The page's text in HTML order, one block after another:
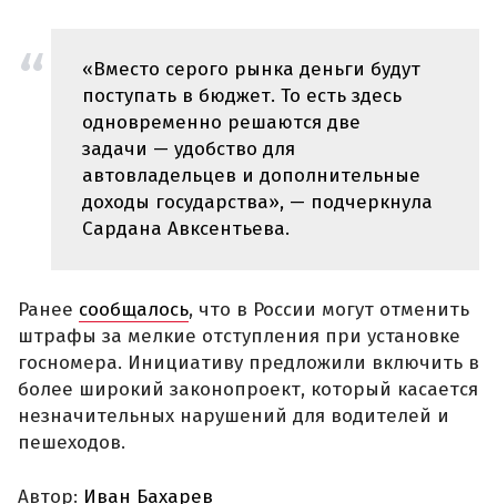
«Вместо серого рынка деньги будут
поступать в бюджет. То есть здесь
одновременно решаются две
задачи — удобство для
автовладельцев и дополнительные
доходы государства», — подчеркнула
Сардана Авксентьева.
Ранее сообщалось, что в России могут отменить
штрафы за мелкие отступления при установке
госномера. Инициативу предложили включить в
более широкий законопроект, который касается
незначительных нарушений для водителей и
пешеходов.
Автор: Иван Бахарев